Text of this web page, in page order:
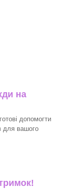
на
допомогти
для вашого